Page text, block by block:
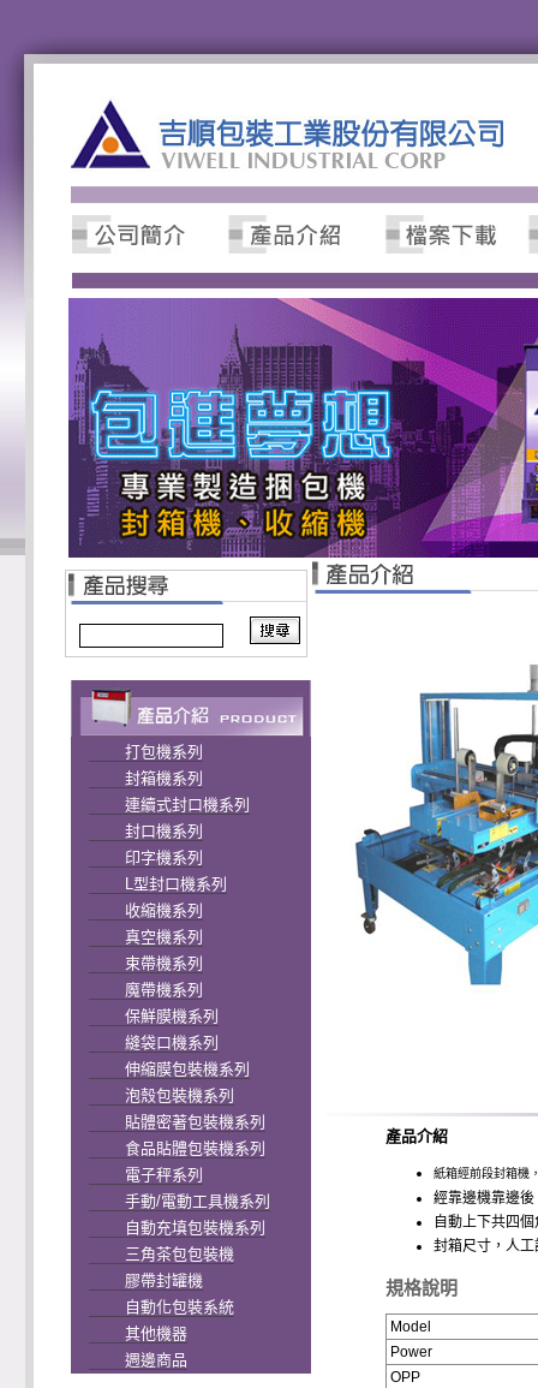
打包機系列
封箱機系列
連續式封口機系列
封口機系列
印字機系列
L型封口機系列
收縮機系列
真空機系列
束帶機系列
魔帶機系列
保鮮膜機系列
縫袋口機系列
伸縮膜包裝機系列
泡殼包裝機系列
貼體密著包裝機系列
食品貼體包裝機系列
電子秤系列
手動/電動工具機系列
自動充填包裝機系列
三角茶包包裝機
膠帶封罐機
自動化包裝系統
其他機器
週邊商品
產品介紹
紙箱經前段封箱機
經靠邊機靠邊
自動上下共四
封箱尺寸，人工
規格說明
Model
Power
OPP